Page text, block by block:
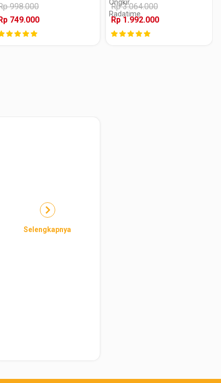
998.000
749.000
Rp 3.064.000
Rp 1.992.000
Selengkapnya